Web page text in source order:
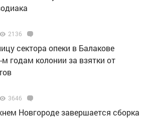
2136
сектора опеки в Балакове
м годам колонии за взятки от
3646
Новгороде завершается сборка